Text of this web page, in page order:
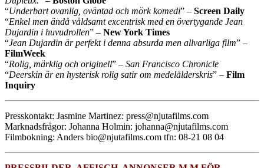
“Underbart ovanlig, oväntad och mörk komedi” – Screen Daily
“Enkel men ändå våldsamt excentrisk med en övertygande Jean
Dujardin i huvudrollen” – New York Times
“Jean Dujardin är perfekt i denna absurda men allvarliga film” –
FilmWeek
“Rolig, märklig och originell” – San Francisco Chronicle
“Deerskin är en hysterisk rolig satir om medelålderskris” – Film
Inquiry
Presskontakt: Jasmine Martinez: press@njutafilms.com
Marknadsfrågor: Johanna Holmin: johanna@njutafilms.com
Filmbokning: Anders bio@njutafilms.com tfn: 08-21 08 04